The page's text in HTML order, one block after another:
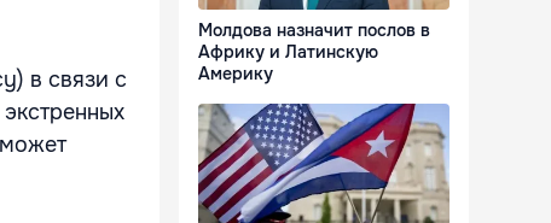
в связи с
Молдова назначит послов в
Африку и Латинскую
Америку